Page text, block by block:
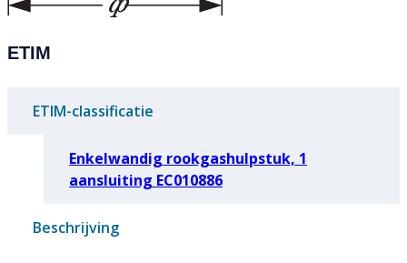
ETIM
ETIM-classificatie
Enkelwandig rookgashulpstuk, 1
aansluiting EC010886
Beschrijving